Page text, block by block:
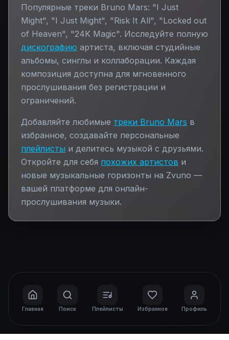
Популярные треки Bruno Mars: "I Just
Might", "I Just Might", "Risk It All", "Locked out
of Heaven", "24K Magic". Исследуйте полную
дискографию артиста, включая студийные
альбомы, синглы и коллаборации. Каждая
композиция доступна для мгновенного
прослушивания без регистрации и
ограничений.
Добавляйте любимые треки Bruno Mars в
избранное, создавайте персональные
плейлисты и делитесь музыкой с друзьями.
Откройте для себя похожих артистов и
новые музыкальные горизонты на Zvuno —
вашей платформе для онлайн-
прослушивания музыки.
Главная Поиск Плейлисты Избранное Профиль